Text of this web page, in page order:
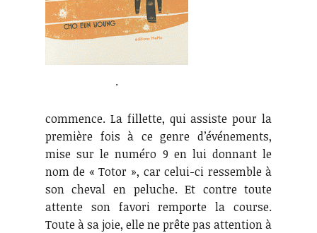
.
commence. La fillette, qui assiste pour la
première fois à ce genre d’événements,
mise sur le numéro 9 en lui donnant le
nom de « Totor », car celui-ci ressemble à
son cheval en peluche. Et contre toute
attente son favori remporte la course.
Toute à sa joie, elle ne prête pas attention à